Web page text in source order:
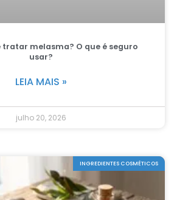
melasma? O que é seguro
usar?
LEIA MAIS »
julho 20, 2026
INGREDIENTES COSMÉTICOS